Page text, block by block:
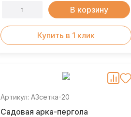
В корзину
Купить в 1 клик
Артикул: АЗсетка-20
Садовая арка-пергола